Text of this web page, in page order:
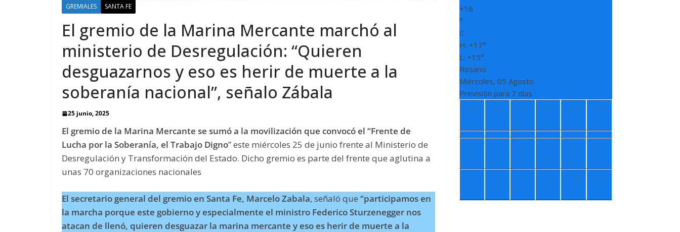
GREMIALES SANTA FE
El gremio de la Marina Mercante marchó al
ministerio de Desregulación: “Quieren
desguazarnos y eso es herir de muerte a la
soberanía nacional”, señalo Zábala
25 junio, 2025
El gremio de la Marina Mercante se sumó a la movilización que convocó el “Frente de
Lucha por la Soberanía, el Trabajo Digno” este miércoles 25 de junio frente al Ministerio de
Desregulación y Transformación del Estado. Dicho gremio es parte del frente que aglutina a
unas 70 organizaciones nacionales
El secretario general del gremio en Santa Fe, Marcelo Zabala, señaló que “participamos en
la marcha porque este gobierno y especialmente el ministro Federico Sturzenegger nos
atacan de llenó, quieren desguazar la marina mercante y eso es herir de muerte a la
+16
°
C
H:+17°
L:+15°
Rosario
Miércoles, 05 Agosto
Previsión para 7 días
Jue
Vie
Sá
b
Do
m
Lun
Ma
r
+1
7°
+1
4°
+1
4°
+1
5°
+1
2°
+1
2°
+8
°
+5
°
+6
°
+5
°
+4° +3°